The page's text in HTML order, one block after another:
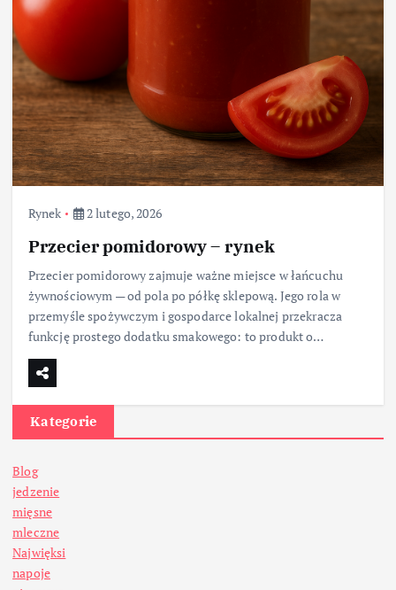
Rynek 2 lutego, 2026
Przecier pomidorowy – rynek
Przecier pomidorowy zajmuje ważne miejsce w łańcuchu
żywnościowym — od pola po półkę sklepową. Jego rola w
przemyśle spożywczym i gospodarce lokalnej przekracza
funkcję prostego dodatku smakowego: to produkt o…
Kategorie
Blog
jedzenie
mięsne
mleczne
Najwięksi
napoje